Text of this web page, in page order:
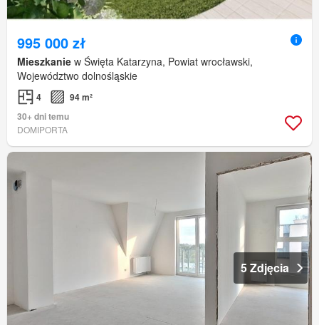
995 000 zł
Mieszkanie w Święta Katarzyna, Powiat wrocławski,
Województwo dolnośląskie
4
94 m²
30+ dni temu
DOMIPORTA
5 Zdjęcia